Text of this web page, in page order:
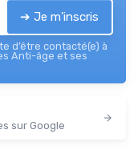
➔ Je m'inscris
d’être contacté(e) à
Anti-âge et ses
sur Google